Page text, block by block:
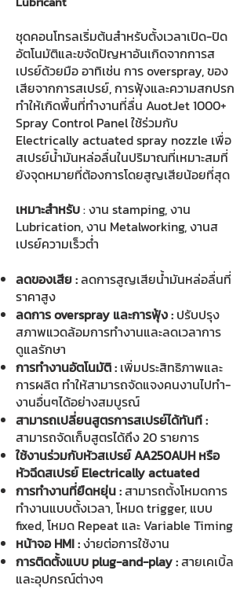
ชุดคอนโทรลเริ่มต้นสำหรับตั้งเวลาเปิด-ปิด
อัตโนมัติและขจัดปัญหาอันเกิดจากการส
เปรย์ด้วยมือ อาทิเช่น การ overspray, ของ
เสียจากการสเปรย์, การฟุ้งและความสกปรก
ทำให้เกิดพื้นที่ทำงานที่ลื่น AuotJet 1000+
Spray Control Panel ใช้ร่วมกับ
Electrically actuated spray nozzle เพื่อ
สเปรย์น้ำมันหล่อลื่นในปริมาณที่เหมาะสมที่
ยังจุดหมายที่ต้องการโดยสูญเสียน้อยที่สุด
เหมาะสำหรับ: งาน stamping, งาน
Lubrication, งาน Metalworking, งานส
เปรย์ความเร็วต่ำ
ลดของเสีย :ลดการสูญเสียน้ำมันหล่อลื่นที่
ราคาสูง
ลดการ overspray และการฟุ้ง : ปรับปรุง
สภาพแวดล้อมการทำงานและลดเวลาการ
ดูแลรักษา
การทำงานอัตโนมัติ : เพิ่มประสิทธิภาพและ
การผลิต ทำให้สามารถจัดแจงคนงานไปทำ-
งานอื่นๆได้อย่างสมบูรณ์
สามารถเปลี่ยนสูตรการสเปรย์ได้ทันที :
สามารถจัดเก็บสูตรได้ถึง 20 รายการ
ใช้งานร่วมกับหัวสเปรย์ AA250AUH หรือ
หัวฉีดสเปรย์ Electrically actuated
การทำงานที่ยืดหยุ่น :สามารถตั้งโหมดการ
ทำงานแบบตั้งเวลา, โหมด trigger, แบบ
fixed, โหมด Repeat และ Variable Timing
หน้าจอ HMI :ง่ายต่อการใช้งาน
การติดตั้งแบบ plug-and-play :สายเคเบิ้ล
และอุปกรณ์ต่างๆ